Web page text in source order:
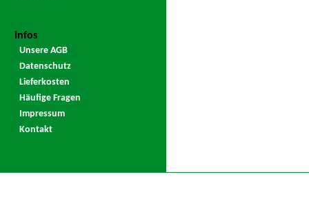
Infos
Unsere AGB
Datenschutz
Lieferkosten
Häufige Fragen
Impressum
Kontakt